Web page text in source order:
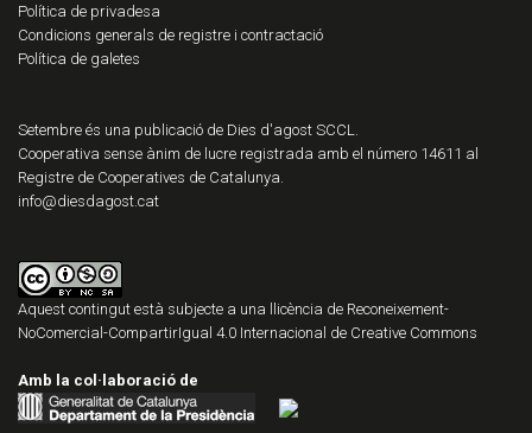
Política de privadesa
Condicions generals de registre i contractació
Política de galetes
Setembre és una publicació de Dies d'agost SCCL.
Cooperativa sense ànim de lucre registrada amb el número 14611 al
Registre de Cooperatives de Catalunya.
info@diesdagost.cat
Aquest contingut està subjecte a una llicència de Reconeixement-
NoComercial-CompartirIgual 4.0 Internacional de Creative Commons
Amb la col·laboració de